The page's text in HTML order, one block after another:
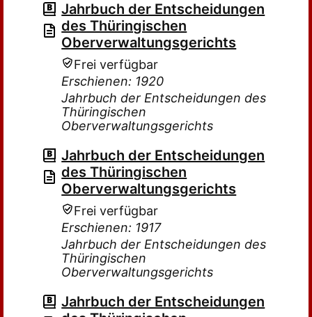
Jahrbuch der Entscheidungen
des Thüringischen
Oberverwaltungsgerichts
Frei verfügbar
Erschienen: 1920
Jahrbuch der Entscheidungen des
Thüringischen
Oberverwaltungsgerichts
Jahrbuch der Entscheidungen
des Thüringischen
Oberverwaltungsgerichts
Frei verfügbar
Erschienen: 1917
Jahrbuch der Entscheidungen des
Thüringischen
Oberverwaltungsgerichts
Jahrbuch der Entscheidungen